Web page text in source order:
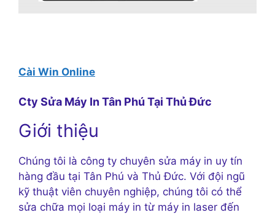
Cài Win Online
Cty Sửa Máy In Tân Phú Tại Thủ Đức
Giới thiệu
Chúng tôi là công ty chuyên sửa máy in uy tín
hàng đầu tại Tân Phú và Thủ Đức. Với đội ngũ
kỹ thuật viên chuyên nghiệp, chúng tôi có thể
sửa chữa mọi loại máy in từ máy in laser đến